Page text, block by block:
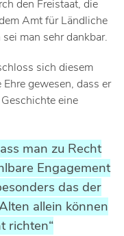
den Freistaat, die
Amt für Ländliche
man sehr dankbar.
sich diesem
gewesen, dass er
eine
man zu Recht
Engagement
das der
allein können
richten“